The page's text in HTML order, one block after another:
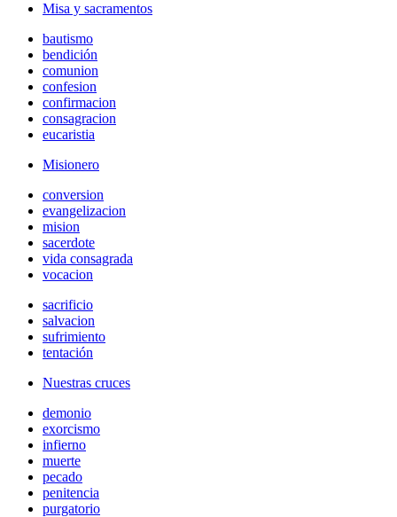
Misa y sacramentos
bautismo
bendición
comunion
confesion
confirmacion
consagracion
eucaristia
Misionero
conversion
evangelizacion
mision
sacerdote
vida consagrada
vocacion
sacrificio
salvacion
sufrimiento
tentación
Nuestras cruces
demonio
exorcismo
infierno
muerte
pecado
penitencia
purgatorio